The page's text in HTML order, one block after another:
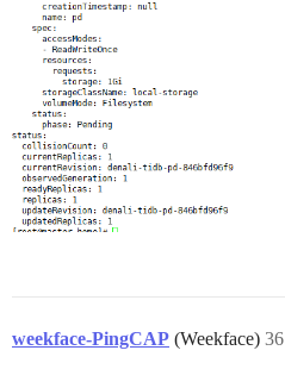
weekface-PingCAP (Weekface) 36